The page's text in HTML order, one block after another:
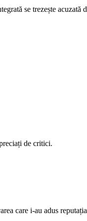
se trezește acuzată
de critici.
care i-au adus